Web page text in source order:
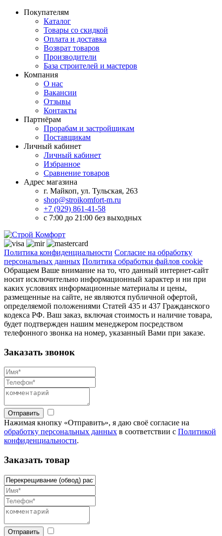
Покупателям
Каталог
Товары со скидкой
Оплата и доставка
Возврат товаров
Производители
База строителей и мастеров
Компания
О нас
Вакансии
Отзывы
Контакты
Партнёрам
Прорабам и застройщикам
Поставщикам
Личный кабинет
Личный кабинет
Избранное
Сравнение товаров
Адрес магазина
г. Майкоп, ул. Тульская, 263
shop@stroikomfort-m.ru
+7 (929) 861-41-58
с 7:00 до 21:00 без выходных
Политика конфиденциальности Согласие на обработку
персональных данных Политика обработки файлов cookie
Обращаем Ваше внимание на то, что данный интернет-сайт
носит исключительно информационный характер и ни при
каких условиях информационные материалы и цены,
размещенные на сайте, не являются публичной офертой,
определяемой положениями Статей 435 и 437 Гражданского
кодекса РФ. Ваш заказ, включая стоимость и наличие товара,
будет подтвержден нашим менеджером посредством
телефонного звонка на номер, указанный Вами при заказе.
Заказать звонок
Отправить
Нажимая кнопку «Отправить», я даю своё согласие на
обработку персональных данных в соответствии с Политикой
конфиденциальности.
Заказать товар
Отправить